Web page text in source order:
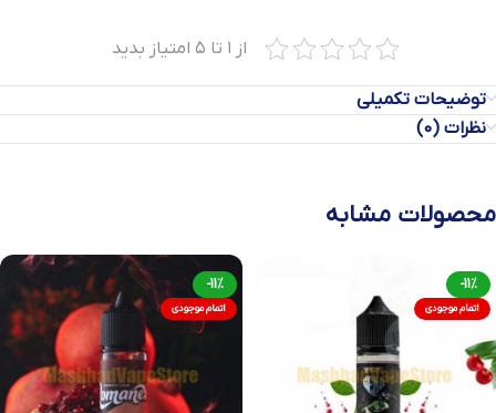
از ۱ تا ۵ امتیاز بدید
توضیحات تکمیلی
نظرات (0)
محصولات مشابه
-11%
اتمام موجودی
-11%
اتمام موجودی